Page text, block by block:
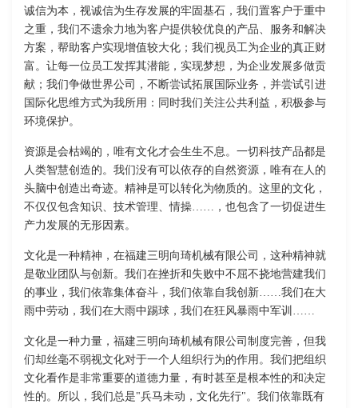
诚信为本，视诚信为生存发展的牢固基石，我们置客户于重中
之重，我们不遗余力地为客户提供较优良的产品、服务和解决
方案，帮助客户实现增值较大化；我们视员工为企业的真正财
富。让每一位员工发挥其潜能，实现梦想，为企业发展多做贡
献；我们争做世界公司，不断尝试拓展国际业务，并尝试引进
国际化思维方式为我所用：同时我们关注公共利益，积极参与
环境保护。
资源是会枯竭的，唯有文化才会生生不息。一切科技产品都是
人类智慧创造的。我们没有可以依存的自然资源，唯有在人的
头脑中创造出奇迹。精神是可以转化为物质的。这里的文化，
不仅仅包含知识、技术管理、情操……，也包含了一切促进生
产力发展的无形因素。
文化是一种精神，在福建三明向琦机械有限公司，这种精神就
是敬业团队与创新。我们在挫折和失败中不屈不挠地营建我们
的事业，我们依靠集体奋斗，我们依靠自我创新……我们在大
雨中劳动，我们在大雨中踢球，我们在狂风暴雨中军训……
文化是一种力量，福建三明向琦机械有限公司制度完善，但我
们却丝毫不弱视文化对于一个人组织行为的作用。我们把组织
文化看作是非常重要的道德力量，有时甚至是根本性的和决定
性的。所以，我们总是"兵马未动，文化先行"。我们依靠既有